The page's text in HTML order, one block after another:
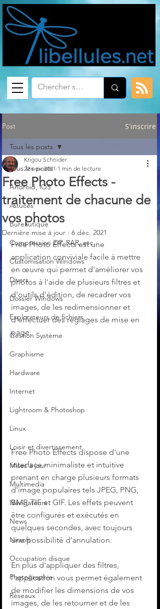
Post S'inscrire
Tous les posts
Android, iOS
Astuces
Bureautique
Compression ZIP, RAR, etc.
Customisation Windows
Divers
Dossier Windows
Explorateurs de fichiers
Gestion Système
Graphisme
Hardware
Internet
Lightroom & Photoshop
Linux
Loisir et divertissement
Mises à jour
Multimedia
Navigateurs
News
Nirsoft
Occupation disque
Photographie
Réseaux
Tous les posts
Free Photo Effects -
traitement de chacune de
vos photos
Krigou Schnider
22 nov. 2021 1 min de lecture
Dernière mise à jour : 6 déc. 2021
Free Photo Effects est une
application conviviale facile à mettre
en œuvre qui permet d'améliorer vos
photos à l'aide de plusieurs filtres et
d'outils d'édition, de recadrer vos
images, de les redimensionner et
d'effectuer des réglages de mise en
page.
Free Photo Effects dispose d'une
interface minimaliste et intuitive
prenant en charge plusieurs formats
d'image populaires tels JPEG, PNG,
BMP, TIF et GIF. Les effets peuvent
être configurés et exécutés en
quelques secondes, avec toujours
une possibilité d'annulation.
En plus d'appliquer des filtres,
l'application vous permet également
de modifier les dimensions de vos
images, de les retourner et de les